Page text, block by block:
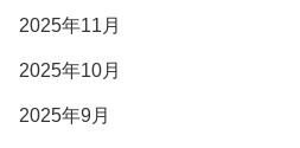
2025年11月
2025年10月
2025年9月